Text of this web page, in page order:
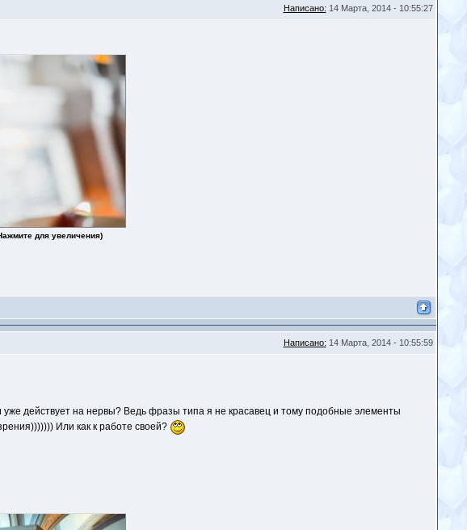
Написано: 14 Марта, 2014 - 10:55:27
для увеличения)
Написано: 14 Марта, 2014 - 10:55:59
действует на нервы? Ведь фразы типа я не красавец и тому подобные элементы
Или как к работе своей?